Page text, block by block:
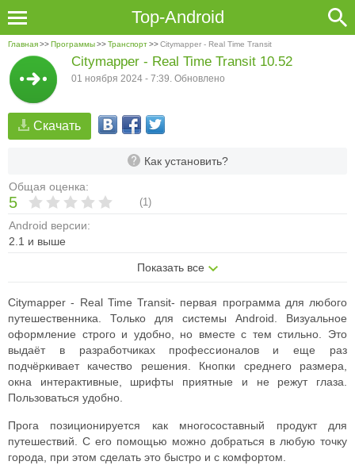
Top-Android
Главная>>Программы>>Транспорт>>Citymapper - Real Time Transit
Скачать
Как установить?
Общая оценка:
5 (1)
Android версии:
2.1 и выше
Показать все
Citymapper - Real Time Transit 10.52
01 ноября 2024 - 7:39. Обновлено
Citymapper - Real Time Transit- первая программа для любого
путешественника. Только для системы Android. Визуальное
оформление строго и удобно, но вместе с тем стильно. Это
выдаёт в разработчиках профессионалов и еще раз
подчёркивает качество решения. Кнопки среднего размера,
окна интерактивные, шрифты приятные и не режут глаза.
Пользоваться удобно.
Прога позиционируется как многосоставный продукт для
путешествий. С его помощью можно добраться в любую точку
города, при этом сделать это быстро и с комфортом.